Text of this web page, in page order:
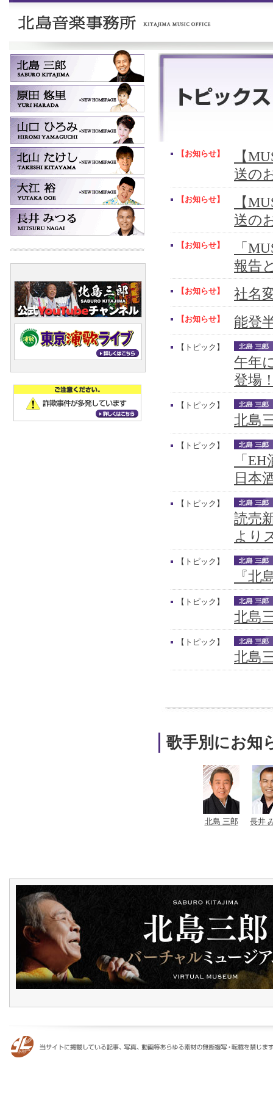
【お知らせ】
【
送の
【お知らせ】
【
送の
【お知らせ】
「
報告
【お知らせ】 社名
【お知らせ】 能登
【トピック】
午年
登場
【トピック】
北島
【トピック】
「
日本
【トピック】
読売
より
【トピック】
『北
【トピック】
北島
【トピック】
北島
歌手別にお知
北島 三郎 長井